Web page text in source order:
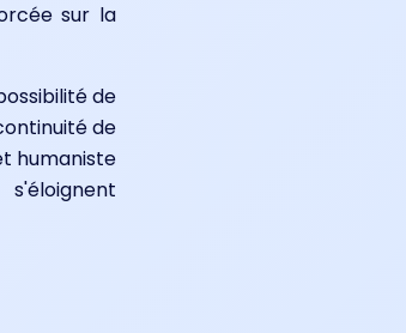
sur la
de
de
humaniste